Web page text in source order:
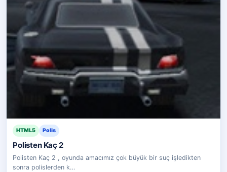
HTML5 Polis
Polisten Kaç 2
Polisten Kaç 2 , oyunda amacımız çok büyük bir suç işledikten
sonra polislerden k…